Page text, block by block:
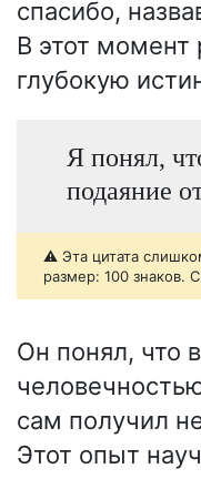
спасибо,
В этот момент
глубокую
Я понял,
подаяние
⚠️ Эта цитата
размер: 100 знаков.
Он понял, что
сам получил
Этот опыт